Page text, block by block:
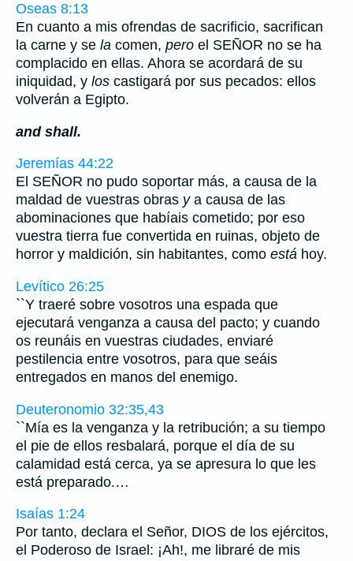
Oseas 8:13
En cuanto a mis ofrendas de sacrificio, sacrifican
la carne y se la comen, pero el SEÑOR no se ha
complacido en ellas. Ahora se acordará de su
iniquidad, y los castigará por sus pecados: ellos
volverán a Egipto.
and shall.
Jeremías 44:22
El SEÑOR no pudo soportar más, a causa de la
maldad de vuestras obras ya causa de las
abominaciones que habíais cometido; por eso
vuestra tierra fue convertida en ruinas, objeto de
horror y maldición, sin habitantes, como está hoy.
Levítico 26:25
``Y traeré sobre vosotros una espada que
ejecutará venganza a causa del pacto; y cuando
os reunáis en vuestras ciudades, enviaré
pestilencia entre vosotros, para que seáis
entregados en manos del enemigo.
Deuteronomio 32:35,43
``Mía es la venganza y la retribución; a su tiempo
el pie de ellos resbalará, porque el día de su
calamidad está cerca, ya se apresura lo que les
está preparado.…
Isaías 1:24
Por tanto, declara el Señor, DIOS de los ejércitos,
el Poderoso de Israel: ¡Ah!, me libraré de mis